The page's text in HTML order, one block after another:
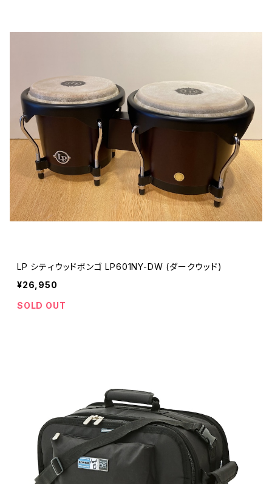
LP シティウッドボンゴ LP601NY-DW (ダークウッド)
¥26,950
SOLD OUT